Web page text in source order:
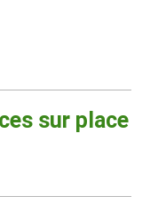
sur place